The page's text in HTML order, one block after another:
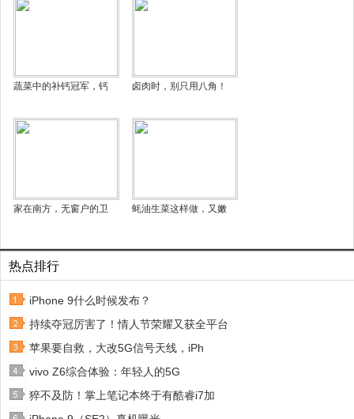
蔬菜中的补钙冠军，钙 卤肉时，别只用八角！
家在南方，无窗户的卫 蚝油生菜这样做，又嫩
热点排行
iPhone 9什么时候发布？
持续夺冠厉害了！情人节荣耀又获全平台
苹果要自救，大改5G信号天线，iPh
vivo Z6综合体验：年轻人的5G
猝不及防！掌上笔记本终于有酷睿i7加